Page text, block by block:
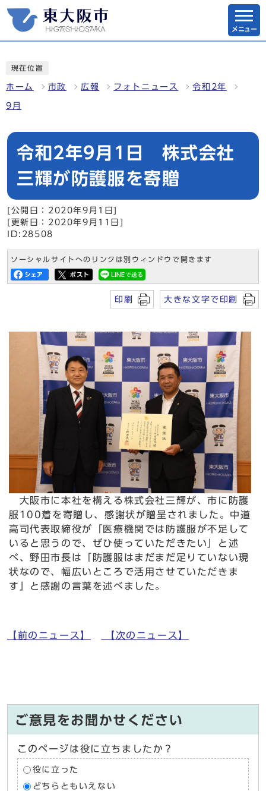
メニュー
現在位置
ホーム 市政 広報 フォトニュース 令和2年
9月
令和2年9月1日 株式会社
三輝が防護服を寄贈
[公開日：2020年9月1日]
[更新日：2020年9月11日]
ID:28508
ソーシャルサイトへのリンクは別ウィンドウで開きます
印刷 大きな文字で印刷
大阪市に本社を構える株式会社三輝が、市に防護
服100着を寄贈し、感謝状が贈呈されました。中道
高司代表取締役が「医療機関では防護服が不足して
いると思うので、ぜひ使っていただきたい」と述
べ、野田市長は「防護服はまだまだ足りていない現
状なので、幅広いところで活用させていただきま
す」と感謝の言葉を述べました。
【前のニュース】 【次のニュース】
ご意見をお聞かせください
このページは役に立ちましたか？
役に立った
どちらともいえない